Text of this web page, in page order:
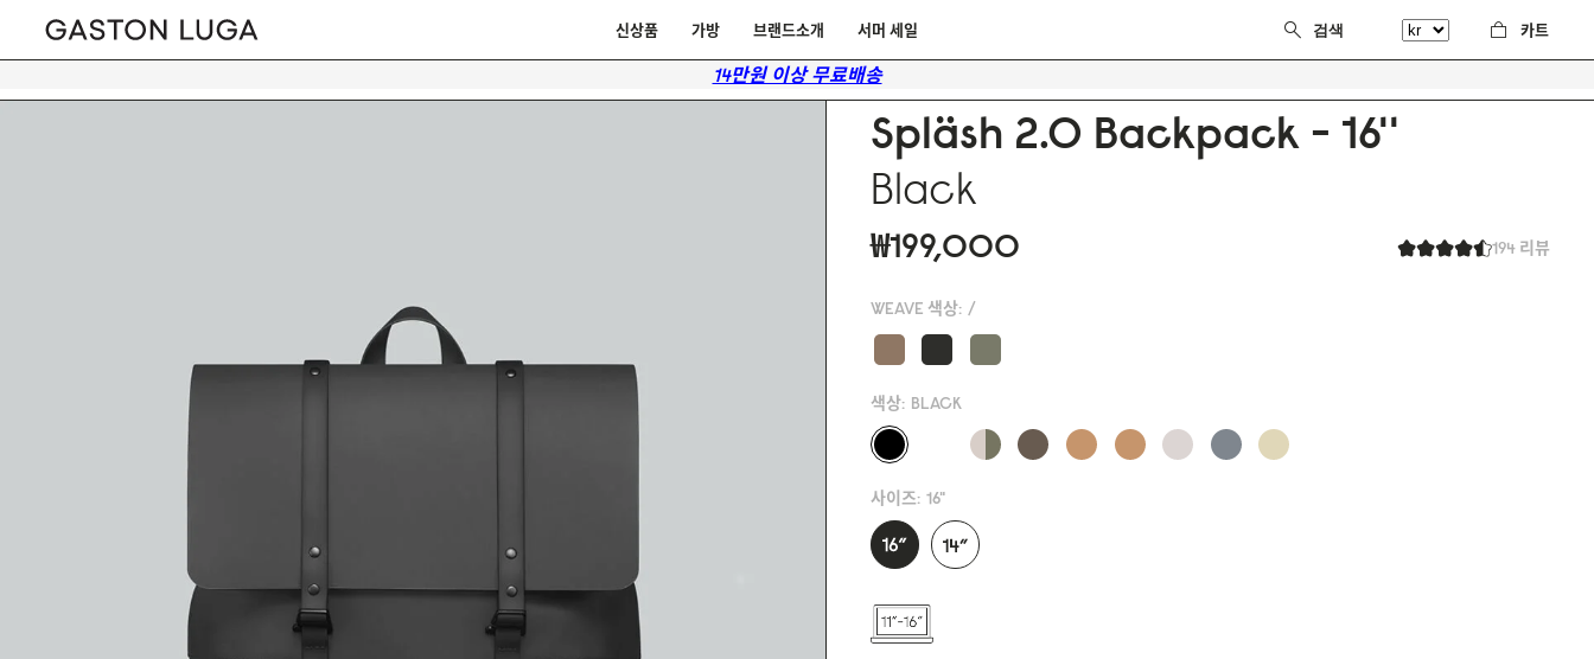
신상품 가방 브랜드소개 서머 세일 카트
14만원 이상 무료배송
Spläsh 2.0 Backpack - 16''
Black
194 리뷰
₩199,000
WEAVE 색상: /
색상: BLACK
사이즈: 16"